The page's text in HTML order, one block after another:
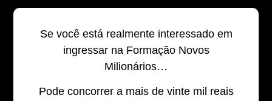
Se você está realmente interessado em
ingressar na Formação Novos
Milionários…
Pode concorrer a mais de vinte mil reais